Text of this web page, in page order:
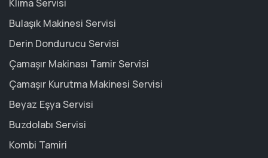
Klima Servisi
Bulaşık Makinesi Servisi
Derin Dondurucu Servisi
Çamaşır Makinası Tamir Servisi
Çamaşır Kurutma Makinesi Servisi
Beyaz Eşya Servisi
Buzdolabı Servisi
Kombi Tamiri